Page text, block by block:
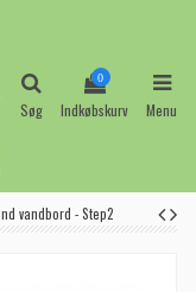
Søg
0
Indkøbskurv Menu
vandbord - Step2